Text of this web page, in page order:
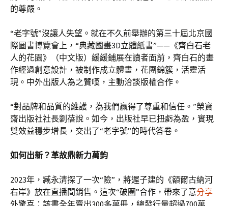
的尊嚴。
“老字號”沒讓人失望。就在不久前舉辦的第三十屆北京國
際圖書博覽會上，“典藏國畫3D立體紙書”——《齊白石老
人的花園》（中文版）緩緩鋪展在讀者面前，齊白石的畫
作經過創意設計，被制作成立體畫，花團錦簇，活靈活
現。中外出版人為之贊嘆，主動洽談版權合作。
“對品牌和品質的維護，為我們贏得了尊重和信任。”榮寶
齋出版社社長劉蓓說。如今，出版社早已扭虧為盈，實現
雙效益穩步增長，交出了“老字號”的時代答卷。
如何出新？革故鼎新力萬鈞
2023年，臧永清探了一次“險”，將遲子建的《額爾古納河
右岸》放在直播間銷售。這次“破圈”合作，帶來了意分享
外驚喜：該書全年賣出300多萬冊，總發行量超過700萬